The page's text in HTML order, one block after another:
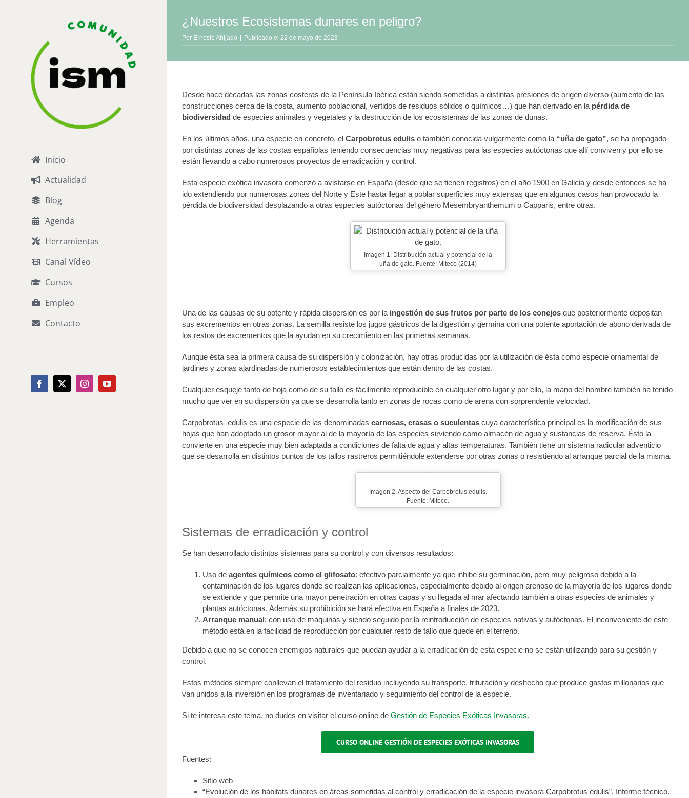
Inicio
Actualidad
Blog
Agenda
Herramientas
Canal Vídeo
Cursos
Empleo
Contacto
Facebook
X InstagramYouTube
¿Nuestros Ecosistemas dunares en peligro?
Por Ernesto Ahijado | Publicado el 22 de mayo de 2023
Desde hace décadas las zonas costeras de la Península Ibérica están siendo sometidas a distintas presiones de origen diverso (aumento de las
construcciones cerca de la costa, aumento poblacional, vertidos de residuos sólidos o químicos…) que han derivado en la pérdida de
biodiversidad de especies animales y vegetales y la destrucción de los ecosistemas de las zonas de dunas.
En los últimos años, una especie en concreto, el Carpobrotus edulis o también conocida vulgarmente como la “uña de gato”, se ha propagado
por distintas zonas de las costas españolas teniendo consecuencias muy negativas para las especies autóctonas que allí conviven y por ello se
están llevando a cabo numerosos proyectos de erradicación y control.
Esta especie exótica invasora comenzó a avistarse en España (desde que se tienen registros) en el año 1900 en Galicia y desde entonces se ha
ido extendiendo por numerosas zonas del Norte y Este hasta llegar a poblar superficies muy extensas que en algunos casos han provocado la
pérdida de biodiversidad desplazando a otras especies autóctonas del género Mesembryanthemum o Capparis, entre otras.
Imagen 1: Distribución actual y potencial de la
uña de gato. Fuente: Miteco (2014)
Una de las causas de su potente y rápida dispersión es por la ingestión de sus frutos por parte de los conejos que posteriormente depositan
sus excrementos en otras zonas. La semilla resiste los jugos gástricos de la digestión y germina con una potente aportación de abono derivada de
los restos de excrementos que la ayudan en su crecimiento en las primeras semanas.
Aunque ésta sea la primera causa de su dispersión y colonización, hay otras producidas por la utilización de ésta como especie ornamental de
jardines y zonas ajardinadas de numerosos establecimientos que están dentro de las costas.
Cualquier esqueje tanto de hoja como de su tallo es fácilmente reproducible en cualquier otro lugar y por ello, la mano del hombre también ha tenido
mucho que ver en su dispersión ya que se desarrolla tanto en zonas de rocas como de arena con sorprendente velocidad.
Carpobrotus edulis es una especie de las denominadas carnosas, crasas o suculentas cuya característica principal es la modificación de sus
hojas que han adoptado un grosor mayor al de la mayoría de las especies sirviendo como almacén de agua y sustancias de reserva. Ésto la
convierte en una especie muy bien adaptada a condiciones de falta de agua y altas temperaturas. También tiene un sistema radicular adventicio
que se desarrolla en distintos puntos de los tallos rastreros permitiéndole extenderse por otras zonas o resistiendo al arranque parcial de la misma.
Imagen 2. Aspecto del Carpobrotus edulis.
Fuente: Miteco.
Sistemas de erradicación y control
Se han desarrollado distintos sistemas para su control y con diversos resultados:
Uso de agentes químicos como el glifosato: efectivo parcialmente ya que inhibe su germinación, pero muy peligroso debido a la
contaminación de los lugares donde se realizan las aplicaciones, especialmente debido al origen arenoso de la mayoría de los lugares donde
se extiende y que permite una mayor penetración en otras capas y su llegada al mar afectando también a otras especies de animales y
plantas autóctonas. Además su prohibición se hará efectiva en España a finales de 2023.
Arranque manual: con uso de máquinas y siendo seguido por la reintroducción de especies nativas y autóctonas. El inconveniente de este
método está en la facilidad de reproducción por cualquier resto de tallo que quede en el terreno.
Debido a que no se conocen enemigos naturales que puedan ayudar a la erradicación de esta especie no se están utilizando para su gestión y
control.
Estos métodos siempre conllevan el tratamiento del residuo incluyendo su transporte, trituración y deshecho que produce gastos millonarios que
van unidos a la inversión en los programas de inventariado y seguimiento del control de la especie.
Si te interesa este tema, no dudes en visitar el curso online de Gestión de Especies Exóticas Invasoras.
CURSO ONLINE GESTIÓN DE ESPECIES EXÓTICAS INVASORAS
Fuentes:
Sitio web
“Evolución de los hábitats dunares en áreas sometidas al control y erradicación de la especie invasora Carpobrotus edulis”. Informe técnico.